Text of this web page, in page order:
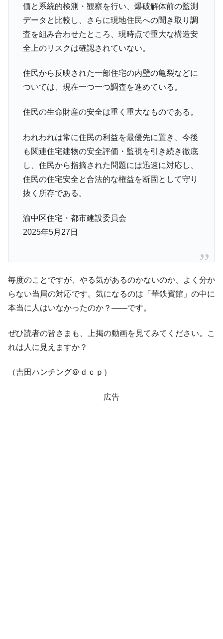
価と系統的検測・観察を行い、爆破解体前の監測
データと比較し、さらに現地住民への聞き取り調
査を組み合わせたところ、現時点で重大な構造安
全上のリスクは確認されていない。
住民から反映された一部住宅の内壁の亀裂などに
ついては、現在一つ一つ調査を進めている。
住民の生命財産の安全は重く重大なものである。
われわれは常に住民の利益を最優先に置き、今後
も関連住宅建物の安全評価・監視を引き続き徹底
し、住民から指摘された問題には迅速に対応し、
住民の住宅安全と合法的な権益を断固として守り
抜く所存である。
渝中区住宅・都市建設委員会
2025年5月27日
毎度のことですが、やる気があるのかないのか、よく分か
らない当局の対応です。気になるのは「華鉄賓館」の中に
本当に人はいなかったのか？――です。
ぜひ読者の皆さまも、上掲の動画を見てみてください。こ
れは人に見えますか？
（吉田ハンチング＠ｄｃｐ）
広告